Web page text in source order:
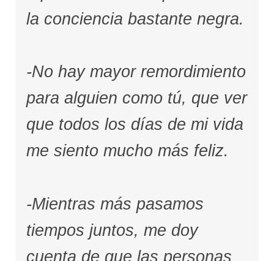
la conciencia bastante negra.
-No hay mayor remordimiento
para alguien como tú, que ver
que todos los días de mi vida
me siento mucho más feliz.
-Mientras más pasamos
tiempos juntos, me doy
cuenta de que las personas